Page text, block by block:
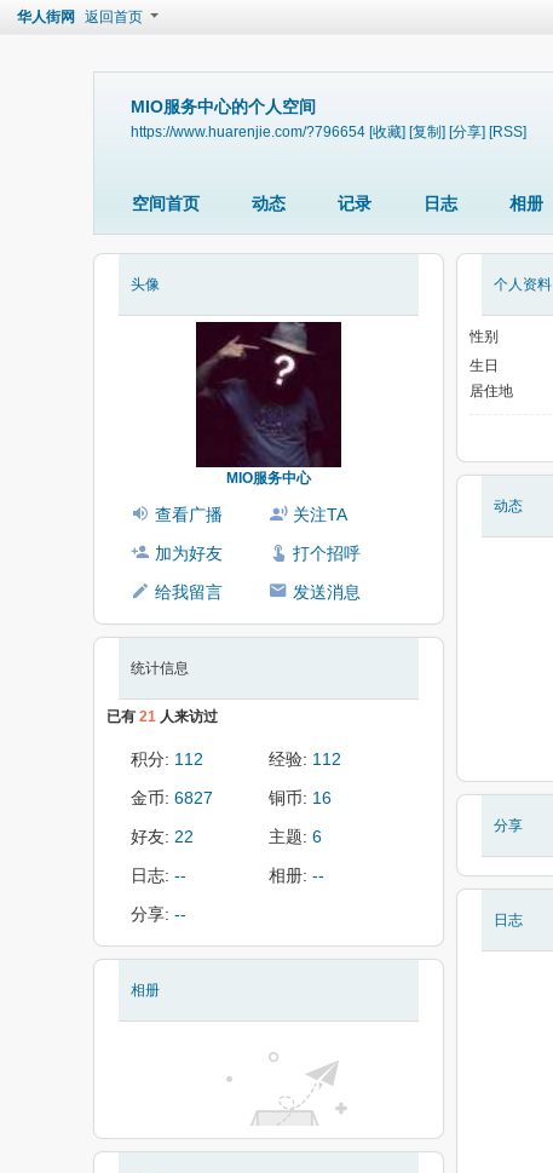
华人街网 返回首页
MIO服务中心的个人空间
https://www.huarenjie.com/?796654 [收藏] [复制] [分享] [RSS]
空间首页 动态 记录 日志 相册
头像
MIO服务中心
查看广播
关注TA
加为好友
打个招呼
给我留言
发送消息
统计信息
已有 21 人来访过
积分: 112 经验: 112
金币: 6827 铜币: 16
好友: 22 主题: 6
日志: -- 相册: --
分享: --
相册
个人资料
性别
生日
居住地
动态
分享
日志